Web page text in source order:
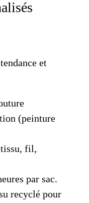
et
(peinture
fil,
par sac.
recyclé pour